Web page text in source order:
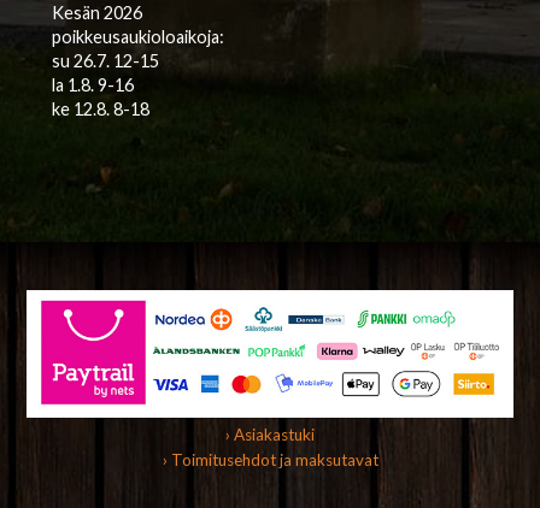
Kesän 2026
poikkeusaukioloaikoja:
su 26.7. 12-15
la 1.8. 9-16
ke 12.8. 8-18
› Asiakastuki
› Toimitusehdot ja maksutavat